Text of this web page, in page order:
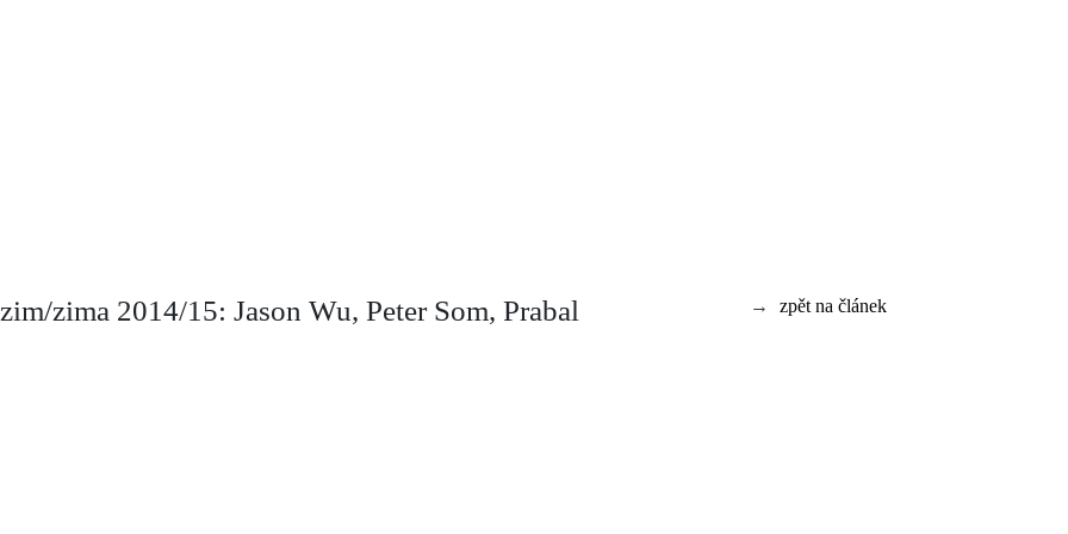
→ zpět na článek
zima 2014/15: Jason Wu, Peter Som, Prabal